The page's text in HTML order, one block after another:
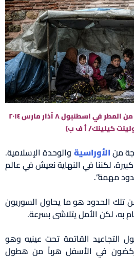
عائلة سورية من حلب تختبئ من المطر في اسطنبول ٨ آذار مارس ٢٠١٤
كيلينك/ أ ف ب)
منالأوراسية والوحدة الإسلامية.
لكننا في النهاية نعيش في عالم
مهمة”.
تلك الحدود هو ما يحاول السوريون
به، لكن الأمل يتلاشى بسرعة.
التجاعيد القاتمة تحت عينيه وهو
في الأسفل هرباً من هطول